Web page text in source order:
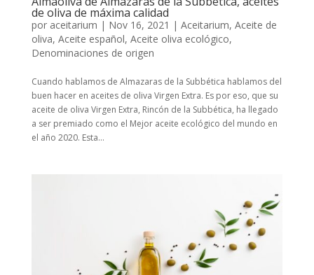
de oliva de máxima calidad
por aceitarium | Nov 16, 2021 | Aceitarium, Aceite de
oliva, Aceite español, Aceite oliva ecológico,
Denominaciones de origen
Cuando hablamos de Almazaras de la Subbética hablamos del
buen hacer en aceites de oliva Virgen Extra. Es por eso, que su
aceite de oliva Virgen Extra, Rincón de la Subbética, ha llegado
a ser premiado como el Mejor aceite ecológico del mundo en
el año 2020. Esta...